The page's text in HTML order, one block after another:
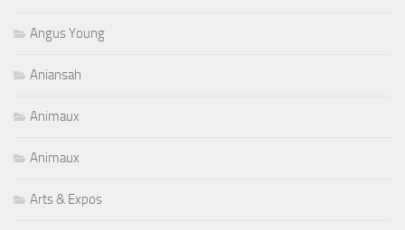
Angus Young
Aniansah
Animaux
Animaux
Arts & Expos